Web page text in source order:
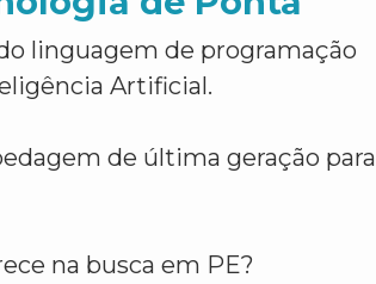
linguagem de programação
Artificial.
de última geração para
na busca em PE?